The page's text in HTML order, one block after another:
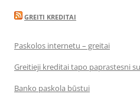
GREITI KREDITAI
Paskolos internetu – greitai
Greitieji kreditai tapo paprastesni
Banko paskola būstui